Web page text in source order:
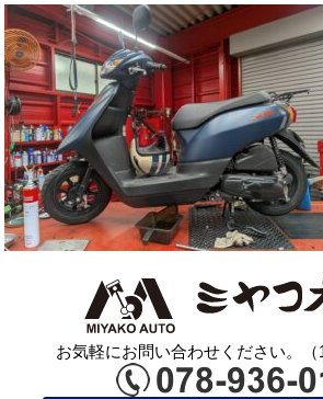
お気軽にお問い合わせください。（